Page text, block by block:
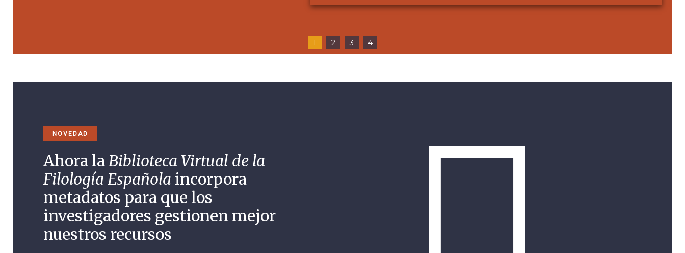
1 2 3 4
NOVEDAD
Ahora laBiblioteca Virtual de la
Filología Española incorpora
metadatos para que los
investigadores gestionen mejor
nuestros recursos